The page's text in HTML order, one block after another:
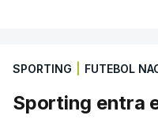
SPORTING FUTEBOL
Sporting entra